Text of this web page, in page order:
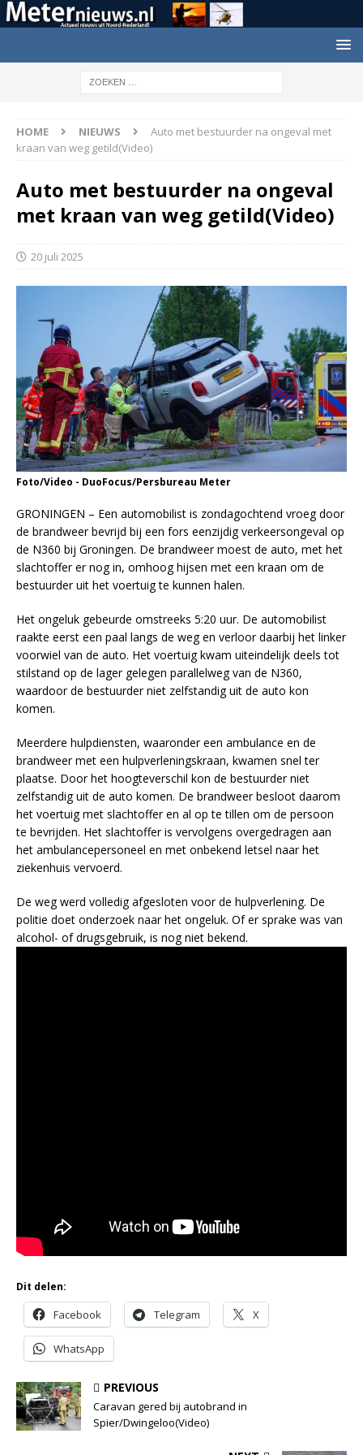
HOME NIEUWS
Auto met bestuurder na ongeval met
kraan van weg getild(Video)
Auto met bestuurder na ongeval
met kraan van weg getild(Video)
20 juli 2025
Foto/Video - DuoFocus/Persbureau Meter
GRONINGEN – Een automobilist is zondagochtend vroeg door
de brandweer bevrijd bij een fors eenzijdig verkeersongeval op
de N360 bij Groningen. De brandweer moest de auto, met het
slachtoffer er nog in, omhoog hijsen met een kraan om de
bestuurder uit het voertuig te kunnen halen.
Het ongeluk gebeurde omstreeks 5:20 uur. De automobilist
raakte eerst een paal langs de weg en verloor daarbij het linker
voorwiel van de auto. Het voertuig kwam uiteindelijk deels tot
stilstand op de lager gelegen parallelweg van de N360,
waardoor de bestuurder niet zelfstandig uit de auto kon
komen.
Meerdere hulpdiensten, waaronder een ambulance en de
brandweer met een hulpverleningskraan, kwamen snel ter
plaatse. Door het hoogteverschil kon de bestuurder niet
zelfstandig uit de auto komen. De brandweer besloot daarom
het voertuig met slachtoffer en al op te tillen om de persoon
te bevrijden. Het slachtoffer is vervolgens overgedragen aan
het ambulancepersoneel en met onbekend letsel naar het
ziekenhuis vervoerd.
De weg werd volledig afgesloten voor de hulpverlening. De
politie doet onderzoek naar het ongeluk. Of er sprake was van
alcohol- of drugsgebruik, is nog niet bekend.
Dit delen:
Facebook Telegram X
WhatsApp
PREVIOUS
Caravan gered bij autobrand in
Spier/Dwingeloo(Video)